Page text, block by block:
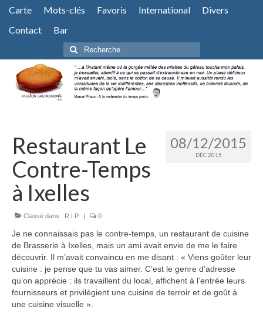
Carte Mots-clés Favoris International
Divers
Contact
Bar
Rechercher
:
08/12/2015
DÉC 2015
Restaurant Le
Contre-Temps
à Ixelles
Classé dans : R.I.P | 0
Je ne connaissais pas le contre-temps, un restaurant de cuisine
de Brasserie à Ixelles, mais un ami avait envie de me le faire
découvrir. Il m’avait convaincu en me disant : « Viens goûter leur
cuisine : je pense que tu vas aimer. C’est le genre d’adresse
qu’on apprécie : ils travaillent du local, affichent à l’entrée leurs
fournisseurs et privilégient une cuisine de terroir et de goût à
une cuisine visuelle ».